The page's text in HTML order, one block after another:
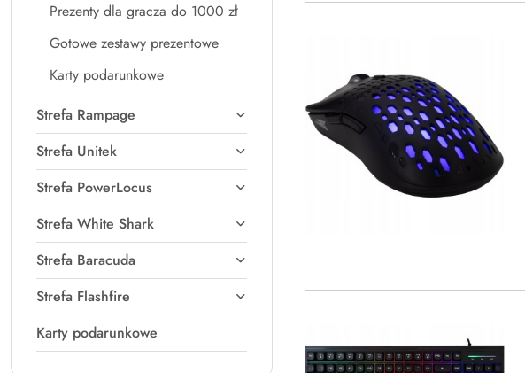
Prezenty dla gracza do 1000 zł
Gotowe zestawy prezentowe
Karty podarunkowe
Strefa Rampage
Strefa Unitek
Strefa PowerLocus
Strefa White Shark
Strefa Baracuda
Strefa Flashfire
Karty podarunkowe